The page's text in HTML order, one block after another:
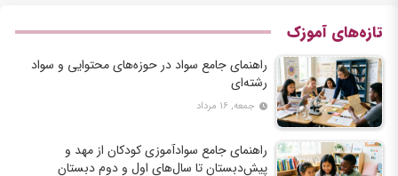
تازه‌های آموزک
راهنمای جامع سواد در حوزه‌های محتوایی و سواد
رشته‌ای
جمعه, ۱۶ مرداد
راهنمای جامع سوادآموزی کودکان از مهد و
پیش‌دبستان تا سال‌های اول و دوم دبستان